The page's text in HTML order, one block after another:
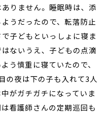
りません。睡眠時は、添
うだったので、転落防止
子どもといっしょに寝ま
ないうえ、子どもの点滴
う慎重に寝ていたので、
の夜は下の子も入れて3人
がガチガチになっていま
看護師さんの定期巡回も